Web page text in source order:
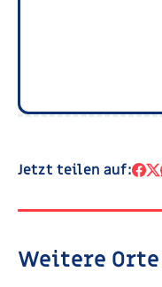
Jetzt teilen auf:
Weitere Orte